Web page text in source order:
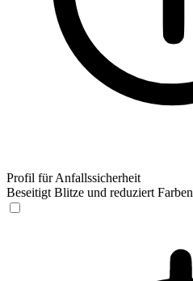
Profil für Anfallssicherheit
Beseitigt Blitze und reduziert Farben